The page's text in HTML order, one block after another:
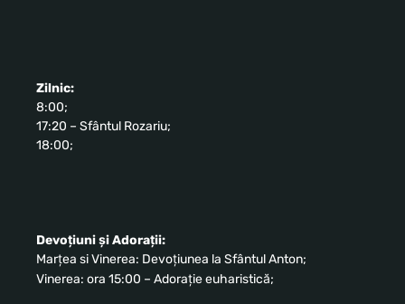
Zilnic:
8:00;
17:20 – Sfântul Rozariu;
18:00;
Devoțiuni și Adorații:
Marțea si Vinerea: Devoțiunea la Sfântul Anton;
Vinerea: ora 15:00 – Adorație euharistică;